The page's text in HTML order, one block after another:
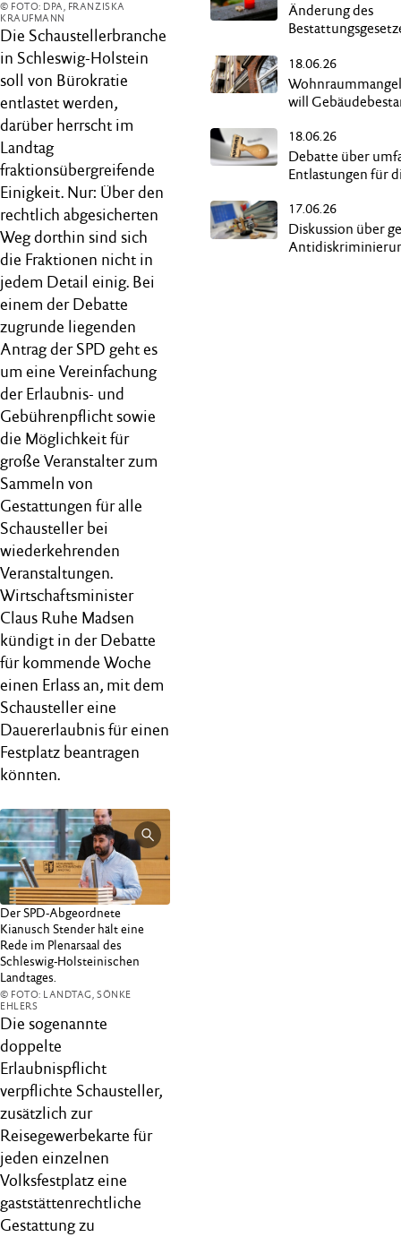
© FOTO: DPA, FRANZISKA
KRAUFMANN
Die Schaustellerbranche
in Schleswig-Holstein
soll von Bürokratie
entlastet werden,
darüber herrscht im
Landtag
fraktionsübergreifende
Einigkeit. Nur: Über den
rechtlich abgesicherten
Weg dorthin sind sich
die Fraktionen nicht in
jedem Detail einig. Bei
einem der Debatte
zugrunde liegenden
Antrag der SPD geht es
um eine Vereinfachung
der Erlaubnis- und
Gebührenpflicht sowie
die Möglichkeit für
große Veranstalter zum
Sammeln von
Gestattungen für alle
Schausteller bei
wiederkehrenden
Veranstaltungen.
Wirtschaftsminister
Claus Ruhe Madsen
kündigt in der Debatte
für kommende Woche
einen Erlass an, mit dem
Schausteller eine
Dauererlaubnis für einen
Festplatz beantragen
könnten.
Der SPD-Abgeordnete
Kianusch Stender hält eine
Rede im Plenarsaal des
Schleswig-Holsteinischen
Landtages.
© FOTO: LANDTAG, SÖNKE
EHLERS
Die sogenannte
doppelte
Erlaubnispflicht
verpflichte Schausteller,
zusätzlich zur
Reisegewerbekarte für
jeden einzelnen
Volksfestplatz eine
gaststättenrechtliche
Gestattung zu
Änderung des
18.06.26
will
18.06.26
Debatte über
Entlastungen für
17.06.26
Diskussion über